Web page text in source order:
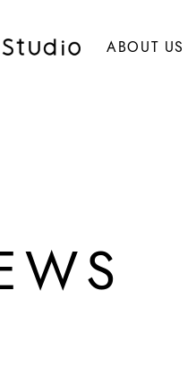
ABOUT US